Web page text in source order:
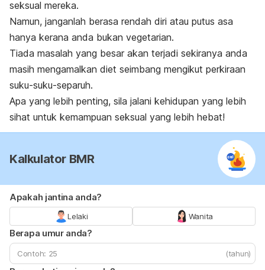
seksual mereka.
Namun, janganlah berasa rendah diri atau putus asa
hanya kerana anda bukan vegetarian.
Tiada masalah yang besar akan terjadi sekiranya anda
masih mengamalkan diet seimbang mengikut perkiraan
suku-suku-separuh.
Apa yang lebih penting, sila jalani kehidupan yang lebih
sihat untuk kemampuan seksual yang lebih hebat!
Kalkulator BMR
Apakah jantina anda?
Lelaki Wanita
Berapa umur anda?
(tahun)